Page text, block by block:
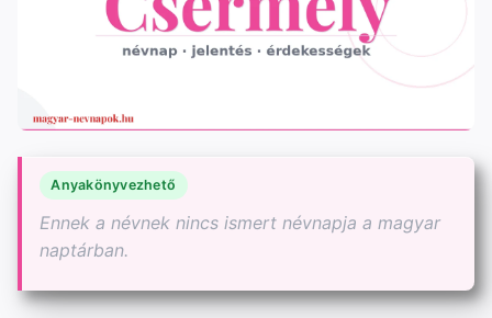
Anyakönyvezhető
Ennek a névnek nincs ismert névnapja a magyar
naptárban.